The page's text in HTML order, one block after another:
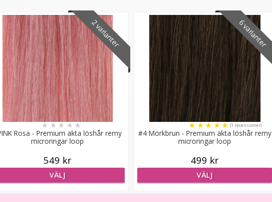
2 varianter
Rosa - Premium äkta löshår remy
microringar loop
★★★★★
549 kr
VÄLJ
6 varianter
#4 Mörkbrun - Premium äkta löshår remy
microringar loop
★★★★★ (1 recensioner)
499 kr
VÄLJ